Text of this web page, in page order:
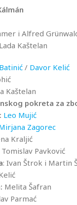
i Alfred
Kaštelan
/ Davor Kelić
Kaštelan
pokreta za
Leo Mujić
Zagorec
Kraljić
Tomislav Pavković
: Ivan Štrok i Martin
Melita Šafran
Parmać